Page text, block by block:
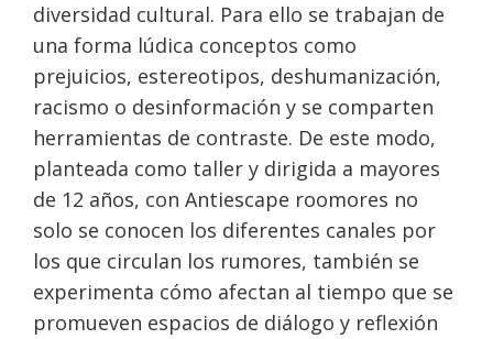
diversidad cultural. Para ello se trabajan de
una forma lúdica conceptos como
prejuicios, estereotipos, deshumanización,
racismo o desinformación y se comparten
herramientas de contraste. De este modo,
planteada como taller y dirigida a mayores
de 12 años, con Antiescape roomores no
solo se conocen los diferentes canales por
los que circulan los rumores, también se
experimenta cómo afectan al tiempo que se
promueven espacios de diálogo y reflexión